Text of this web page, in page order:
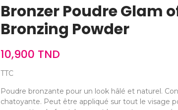
Bronzer Poudre Glam
Bronzing Powder
10,900 TND
TTC
Poudre bronzante pour un look hâlé et naturel.
chatoyante. Peut être appliqué sur tout le visage